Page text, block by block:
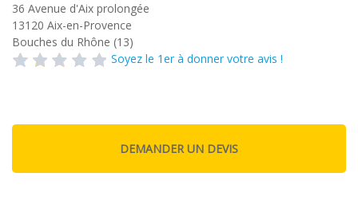
36 Avenue d'Aix prolongée
13120 Aix-en-Provence
Bouches du Rhône (13)
Soyez le 1er à donner votre avis !